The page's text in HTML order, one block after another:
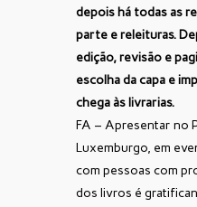
depois há todas as
parte e releituras.
edição, revisão e
escolha da capa e
chega às livrarias.
FA – Apresentar no
Luxemburgo, em
com pessoas com
dos livros é